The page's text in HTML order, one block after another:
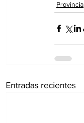
Provincia
Entradas recientes